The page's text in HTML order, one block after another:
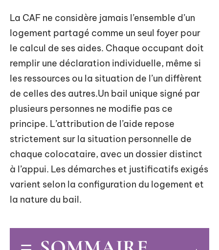
La CAF ne considère jamais l’ensemble d’un
logement partagé comme un seul foyer pour
le calcul de ses aides. Chaque occupant doit
remplir une déclaration individuelle, même si
les ressources ou la situation de l’un diffèrent
de celles des autres.Un bail unique signé par
plusieurs personnes ne modifie pas ce
principe. L’attribution de l’aide repose
strictement sur la situation personnelle de
chaque colocataire, avec un dossier distinct
à l’appui. Les démarches et justificatifs exigés
varient selon la configuration du logement et
la nature du bail.